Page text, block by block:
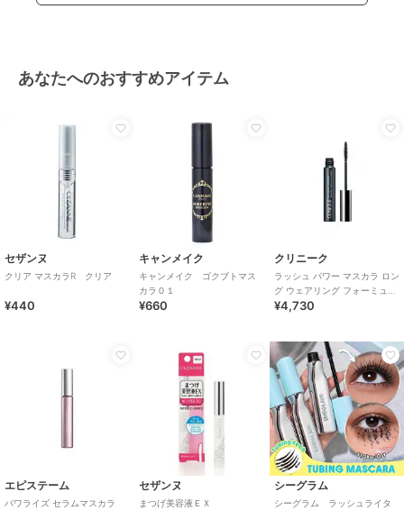
あなたへのおすすめアイテム
セザンヌ
クリア マスカラR クリア
¥440
キャンメイク
キャンメイク ゴクブトマス
カラ０１
¥660
クリニーク
ラッシュ パワー マスカラ ロン
グ ウェアリング フォーミュラ
(01)
¥4,730
エピステーム
パワライズ セラムマスカラ
セザンヌ
まつげ美容液ＥＸ
シーグラム
シーグラム ラッシュライタ